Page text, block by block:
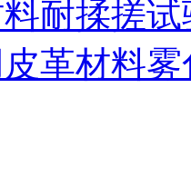
耐揉搓
革材料